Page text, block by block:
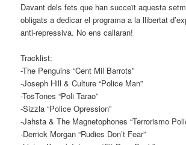
Davant dels fets que han succeït aquesta
obligats a dedicar el programa a la llibertat
anti-repressiva. No ens callaran!
Tracklist:
-The Penguins “Cent Mil Barrots”
-Joseph Hill & Culture “Police Man”
-TosTones “Poli Tarao”
-Sizzla “Police Opression”
-Jahsta & The Magnetophones “Terrorismo
-Derrick Morgan “Rudies Don’t Fear”